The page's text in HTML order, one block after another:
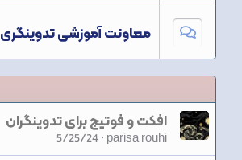
معاونت آموزشی تدوینگری
افکت و فوتیج برای تدوینگران
parisa rouhi
5/25/24